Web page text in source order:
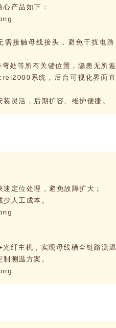
心产品如下：
需接触母线接头，避免干扰电
处等所有关键位置，隐患无所遁
系统，后台可视化界面
灵活，后期扩容、维护便捷。
定位处理，避免故障扩大；
人工成本。
纤主机，实现母线槽全链路测温
测温方案。